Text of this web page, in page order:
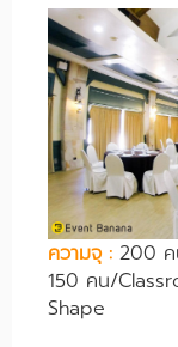
ความจุ : 200
150 คน/
Shape